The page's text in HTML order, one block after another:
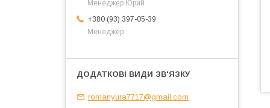
Менеджер Юрий
+380 (93) 397-05-39
Менеджер
romanyura7717@gmail.com